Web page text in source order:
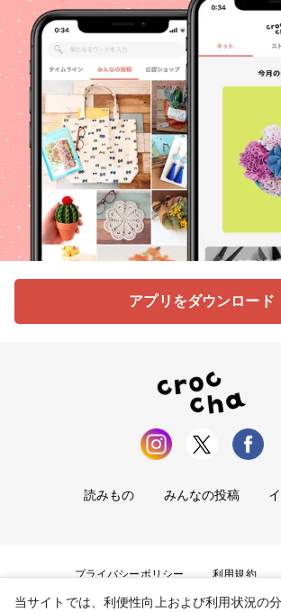
アプリをダウンロード
読みもの みんなの投稿
プライバシーポリシー 利用規約
お問い合わせ
当サイトでは、利便性向上および利用状況の